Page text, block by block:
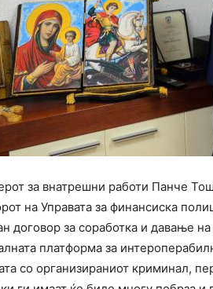
за внатрешни работи Панче
на Управата за финансиска
договор за соработка и давање
платформа за
со организираниот криминал,